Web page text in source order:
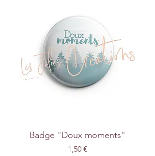
Badge "Doux moments"
Prix
1,50 €